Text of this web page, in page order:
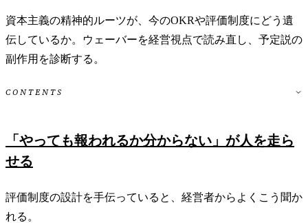
資本主義の精神的ルーツが、今のOKRや評価制度にどう遺
伝しているか。ウェーバーを経営視点で読み直し、予定説の
副作用を診断する。
CONTENTS
「やっても報われるか分からない」が人を走ら
せる
評価制度の設計を手伝っていると、経営者からよくこう聞か
れる。